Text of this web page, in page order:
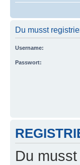
Du musst
Username:
Passwort:
Du